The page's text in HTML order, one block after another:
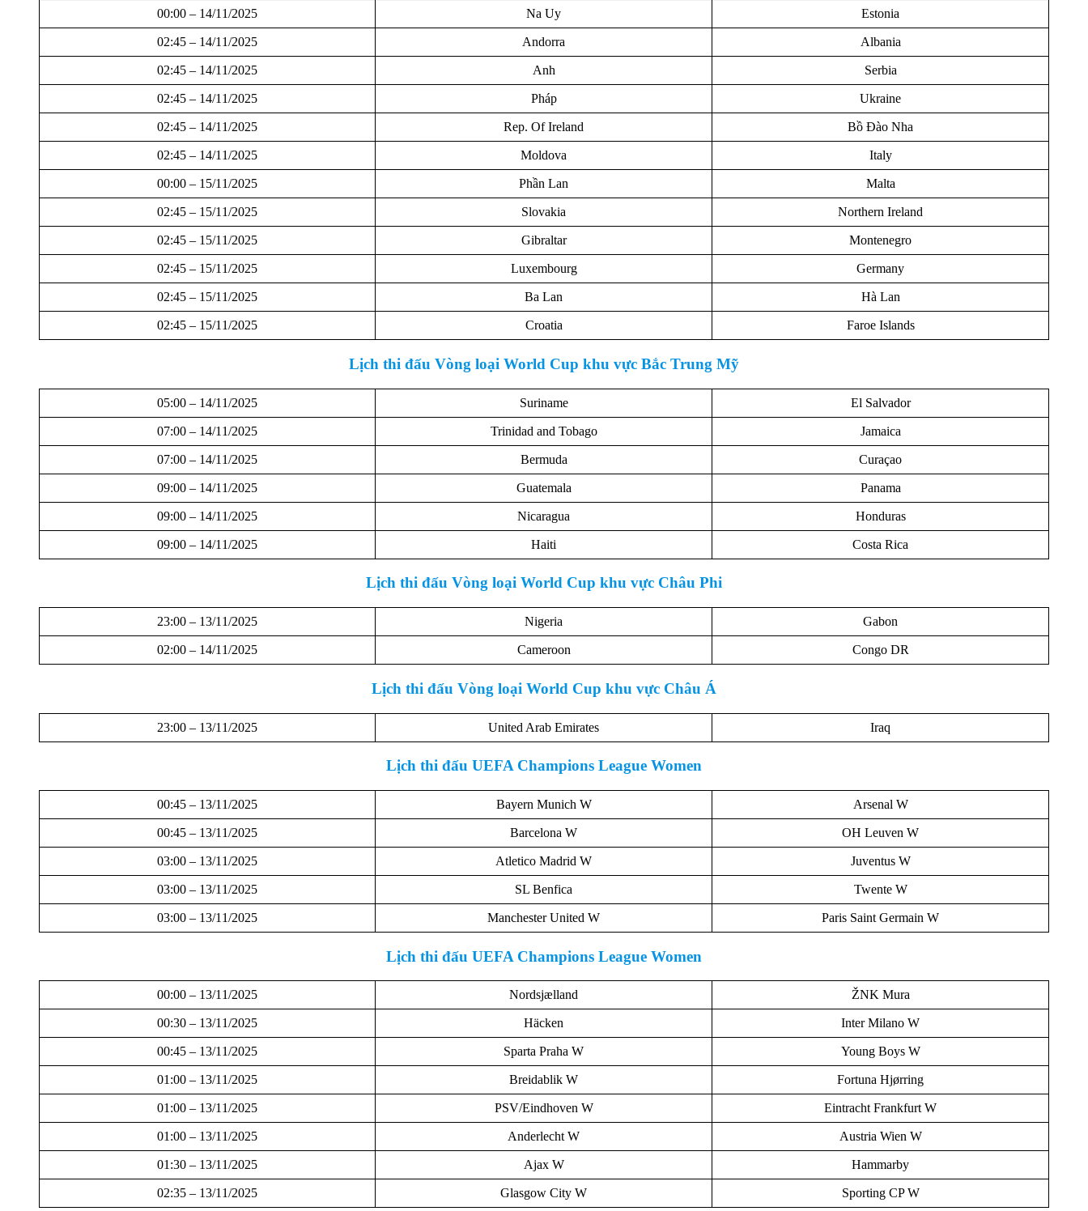
00:00 – 14/11/2025 Na Uy Estonia
02:45 – 14/11/2025 Andorra Albania
02:45 – 14/11/2025 Anh Serbia
02:45 – 14/11/2025 Pháp Ukraine
02:45 – 14/11/2025 Rep. Of Ireland Bồ Đào Nha
02:45 – 14/11/2025 Moldova Italy
00:00 – 15/11/2025 Phần Lan Malta
02:45 – 15/11/2025 Slovakia Northern Ireland
02:45 – 15/11/2025 Gibraltar Montenegro
02:45 – 15/11/2025 Luxembourg Germany
02:45 – 15/11/2025 Ba Lan Hà Lan
02:45 – 15/11/2025 Croatia Faroe Islands
Lịch thi đấu Vòng loại World Cup khu vực Bắc Trung Mỹ
05:00 – 14/11/2025 Suriname El Salvador
07:00 – 14/11/2025 Trinidad and Tobago Jamaica
07:00 – 14/11/2025 Bermuda Curaçao
09:00 – 14/11/2025 Guatemala Panama
09:00 – 14/11/2025 Nicaragua Honduras
09:00 – 14/11/2025 Haiti Costa Rica
Lịch thi đấu Vòng loại World Cup khu vực Châu Phi
23:00 – 13/11/2025 Nigeria Gabon
02:00 – 14/11/2025 Cameroon Congo DR
Lịch thi đấu Vòng loại World Cup khu vực Châu Á
23:00 – 13/11/2025 United Arab Emirates Iraq
Lịch thi đấu UEFA Champions League Women
00:45 – 13/11/2025 Bayern Munich W Arsenal W
00:45 – 13/11/2025 Barcelona W OH Leuven W
03:00 – 13/11/2025 Atletico Madrid W Juventus W
03:00 – 13/11/2025 SL Benfica Twente W
03:00 – 13/11/2025 Manchester United W Paris Saint Germain W
Lịch thi đấu UEFA Champions League Women
00:00 – 13/11/2025 Nordsjælland ŽNK Mura
00:30 – 13/11/2025 Häcken Inter Milano W
00:45 – 13/11/2025 Sparta Praha W Young Boys W
01:00 – 13/11/2025 Breidablik W Fortuna Hjørring
01:00 – 13/11/2025 PSV/Eindhoven W Eintracht Frankfurt W
01:00 – 13/11/2025 Anderlecht W Austria Wien W
01:30 – 13/11/2025 Ajax W Hammarby
02:35 – 13/11/2025 Glasgow City W Sporting CP W